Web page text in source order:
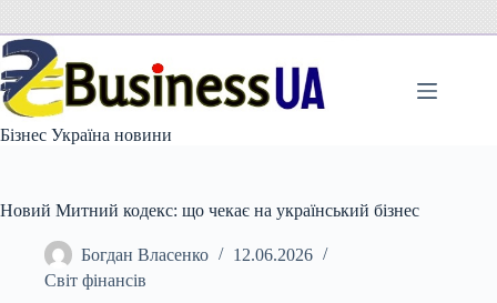
вмісту
Бізнес Україна новини
Новий Митний кодекс: що чекає на український бізнес
Богдан Власенко
12.06.2026
Світ фінансів